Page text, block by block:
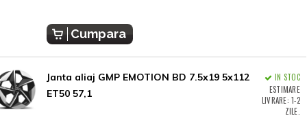
Cumpara
Janta aliaj GMP EMOTION BD 7.5x19 5x112
ET50 57,1
IN STOC
ESTIMARE
LIVRARE: 1-2
ZILE.